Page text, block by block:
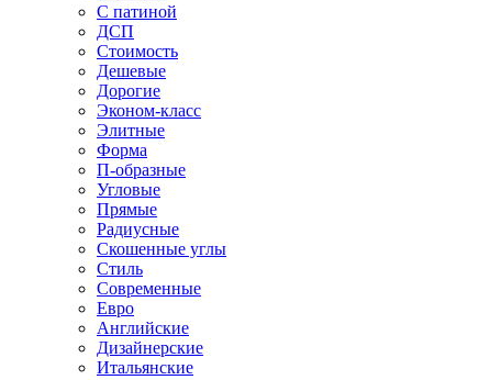
С патиной
ДСП
Стоимость
Дешевые
Дорогие
Эконом-класс
Элитные
Форма
П-образные
Угловые
Прямые
Радиусные
Скошенные углы
Стиль
Современные
Евро
Английские
Дизайнерские
Итальянские